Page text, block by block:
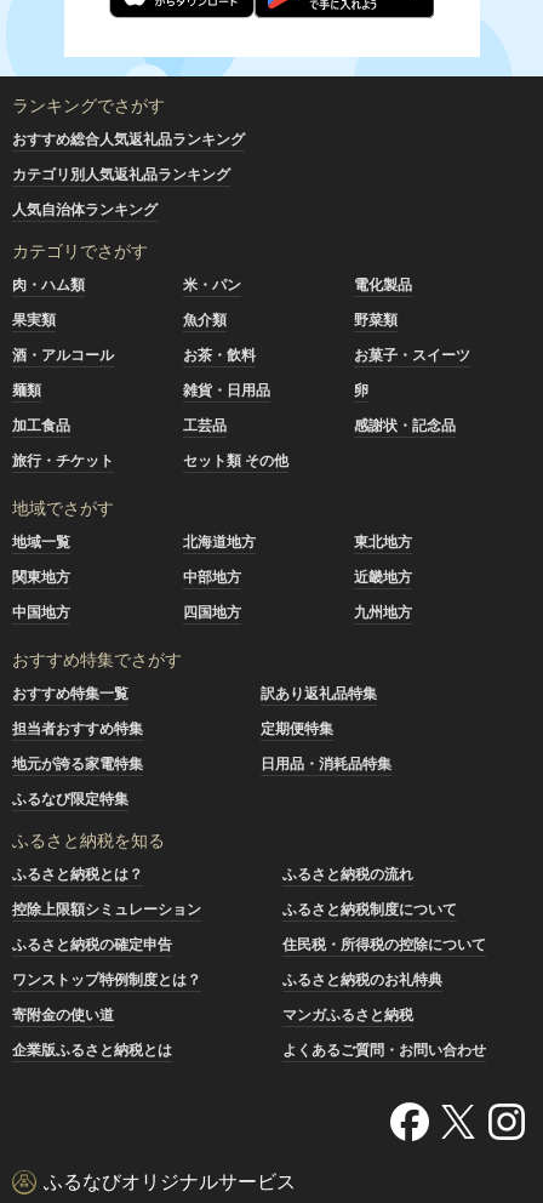
ランキングでさがす
おすすめ総合人気返礼品ランキング
カテゴリ別人気返礼品ランキング
人気自治体ランキング
カテゴリでさがす
肉・ハム類 米・パン
電化製品
果実類
魚介類
野菜類
酒・アルコール
お茶・飲料
お菓子・スイーツ
麺類
雑貨・日用品
卵
加工食品
工芸品
感謝状・記念品
旅行・チケット
セット類 その他
地域でさがす
地域一覧 北海道地方
東北地方
関東地方
中部地方
近畿地方
中国地方
四国地方 九州地方
おすすめ特集でさがす
おすすめ特集一覧
訳あり返礼品特集
担当者おすすめ特集
定期便特集
地元が誇る家電特集
日用品・消耗品特集
ふるなび限定特集
ふるさと納税を知る
ふるさと納税とは？
ふるさと納税の流れ
控除上限額シミュレーション
ふるさと納税制度について
ふるさと納税の確定申告
住民税・所得税の控除について
ワンストップ特例制度とは？
ふるさと納税のお礼特典
寄附金の使い道
マンガふるさと納税
企業版ふるさと納税とは
よくあるご質問・お問い合わせ
ふるなびオリジナルサービス